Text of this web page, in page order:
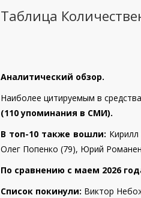
Таблица
Аналитический обзор.
Наиболее цитируемым в
(110 упоминания в СМИ).
В топ-10 также вошли:
Олег Попенко (79), Юрий
По сравнению с маем 2026
Список покинули: Виктор